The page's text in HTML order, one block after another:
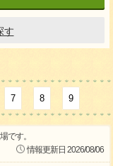
す
7 8 9
です。
情報更新日 2026/08/06